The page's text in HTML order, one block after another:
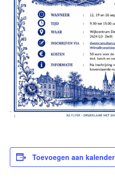
Toevoegen aan kalender